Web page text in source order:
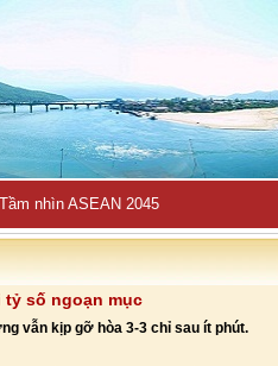
nhìn ASEAN 2045
tỷ số ngoạn mục
vẫn kịp gỡ hòa 3-3 chỉ sau ít phút.